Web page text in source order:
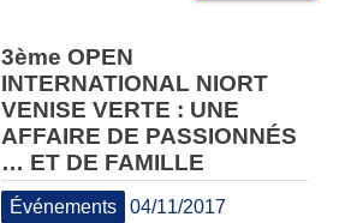
3ème OPEN
INTERNATIONAL NIORT
VENISE VERTE : UNE
AFFAIRE DE PASSIONNÉS
… ET DE FAMILLE
Événements 04/11/2017